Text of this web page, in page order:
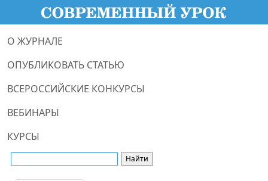
О ЖУРНАЛЕ
ОПУБЛИКОВАТЬ СТАТЬЮ
ВСЕРОССИЙСКИЕ КОНКУРСЫ
ВЕБИНАРЫ
КУРСЫ